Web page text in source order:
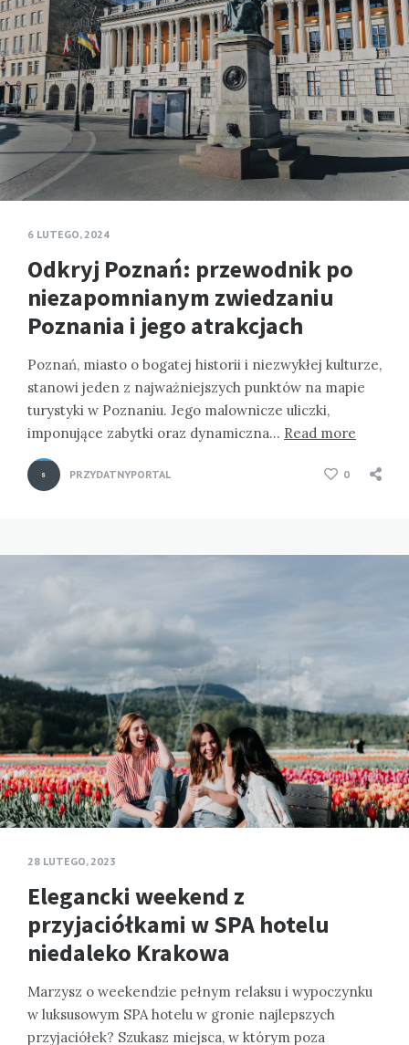
6 LUTEGO, 2024
Odkryj Poznań: przewodnik po
niezapomnianym zwiedzaniu
Poznania i jego atrakcjach
Poznań, miasto o bogatej historii i niezwykłej kulturze,
stanowi jeden z najważniejszych punktów na mapie
turystyki w Poznaniu. Jego malownicze uliczki,
imponujące zabytki oraz dynamiczna… Read more
PRZYDATNYPORTAL 0
28 LUTEGO, 2023
Elegancki weekend z
przyjaciółkami w SPA hotelu
niedaleko Krakowa
Marzysz o weekendzie pełnym relaksu i wypoczynku
w luksusowym SPA hotelu w gronie najlepszych
przyjaciółek? Szukasz miejsca, w którym poza